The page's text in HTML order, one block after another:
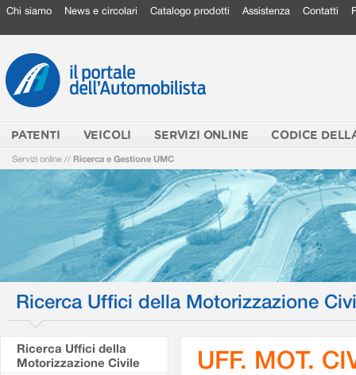
Chi siamo News e circolari Catalogo prodotti Assistenza Contatti
PATENTI VEICOLI SERVIZI ONLINE CODICE
Servizi online // Ricerca e Gestione UMC
Ricerca Uffici della Motorizzazione
Ricerca Uffici della
Motorizzazione Civile
UFF. MOT.